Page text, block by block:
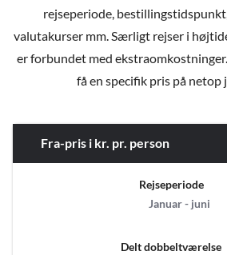
rejseperiode,
valutakurser mm. Særligt rejser i
er forbundet med
få en specifik pris på netop
Fra-pris i kr. pr. person
Rejseperiode
Januar - juni
Delt dobbeltværelse